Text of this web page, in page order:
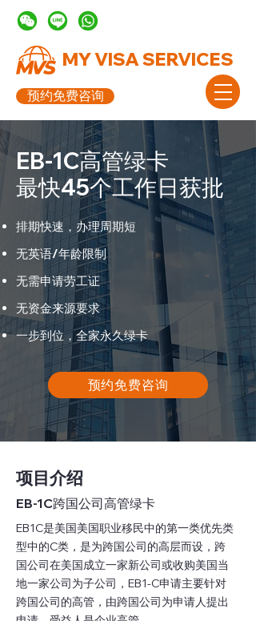
MY VISA SERVICES
预约免费咨询
EB-1C高管绿卡
最快45个工作日获批
排期快速，办理周期短
无英语/年龄限制
无需申请劳工证
无资金来源要求
一步到位，全家永久绿卡
预约免费咨询
项目介绍
EB-1C跨国公司高管绿卡
EB1C是美国美国职业移民中的第一类优先类
型中的C类，是为跨国公司的高层而设，跨
国公司在美国成立一家新公司或收购美国当
地一家公司为子公司，EB1-C申请主要针对
跨国公司的高管，由跨国公司为申请人提出